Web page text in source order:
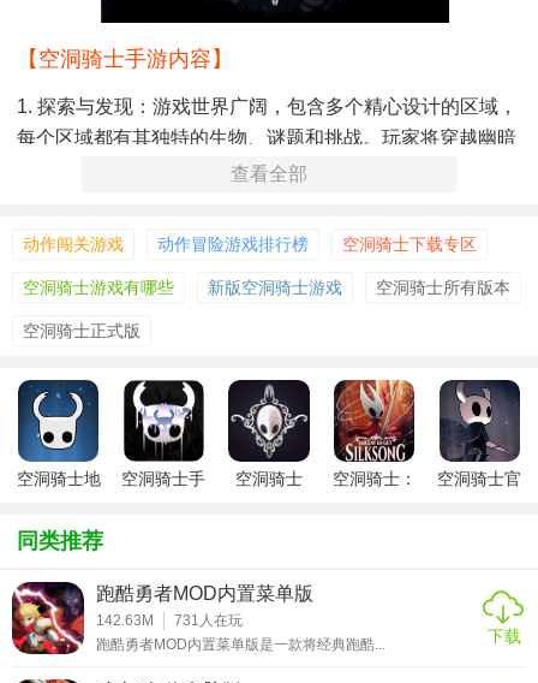
【空洞骑士手游内容】
1. 探索与发现：游戏世界广阔，包含多个精心设计的区域，
每个区域都有其独特的生物、谜题和挑战。玩家将穿越幽暗
的洞穴、古老的废墟，甚至是天空之城，发现隐藏的秘密和
2. 角色成长：通过收集灵魂碎片和击败敌人，玩家可以提升
自己的能力和技能，包括增加生命值、学习新技能和获得特
怪到强大的BOSS，每场战斗都是对技巧和策略的挑战。
BOSS设计巧妙，战斗过程充满紧张感和成就感。
4. 剧情深入：游戏拥有深刻的背景故事和丰富的角色设定，
通过收集日记碎片和与NPC互动，逐渐揭开这个世界的真
相。
【空洞骑士手游玩法】
1. 操作流畅：采用虚拟按键或触屏操作，玩家可以轻松实现
跳跃、攻击、使用技能和探索等动作。
查看全部
动作闯关游戏 动作冒险游戏排行榜 空洞骑士下载专区
空洞骑士游戏有哪些 新版空洞骑士游戏 空洞骑士所有版本
空洞骑士正式版
空洞骑士地
空洞骑士手
空洞骑士
空洞骑士：
空洞骑士官
同类推荐
跑酷勇者MOD内置菜单版
142.63M 731 人在玩
跑酷勇者MOD内置菜单版是一款将经典跑酷...
下载